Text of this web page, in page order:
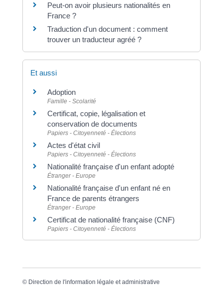
Peut-on avoir plusieurs nationalités en
France ?
Traduction d'un document : comment
trouver un traducteur agréé ?
Et aussi
Adoption
Famille - Scolarité
Certificat, copie, légalisation et
conservation de documents
Papiers - Citoyenneté - Élections
Actes d'état civil
Papiers - Citoyenneté - Élections
Nationalité française d'un enfant adopté
Étranger - Europe
Nationalité française d'un enfant né en
France de parents étrangers
Étranger - Europe
Certificat de nationalité française (CNF)
Papiers - Citoyenneté - Élections
© Direction de l'information légale et administrative